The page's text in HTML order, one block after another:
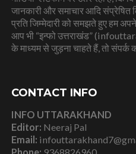
जानकारी और समाचार आदि संप्रेषित
प्रति जिम्मेदारी को समझते हुए हम
आप भी “इन्फो उत्तराखंड”
के माध्यम से जुड़ना चाहते हैं, तो
CONTACT INFO
INFO UTTARAKHAND
Editor: Neeraj Pal
Email: